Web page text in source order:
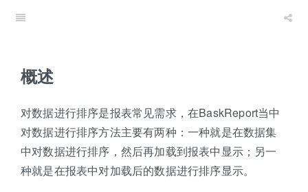
概述
对数据进行排序是报表常见需求，在BaskReport当中
对数据进行排序方法主要有两种：一种就是在数据集
中对数据进行排序，然后再加载到报表中显示；另一
种就是在报表中对加载后的数据进行排序显示。